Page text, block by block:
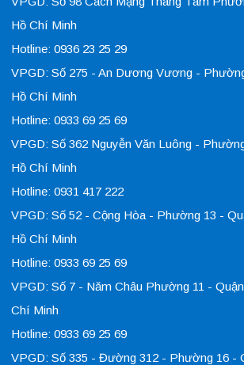
Hồ Chí Minh
Hotline: 0936 23 25 29
VPGD: Số 275 - An Dương Vương -
Hồ Chí Minh
Hotline: 0933 69 25 69
VPGD: Số 362 Nguyễn Văn Luông -
Hồ Chí Minh
Hotline: 0931 417 222
VPGD: Số 52 - Cộng Hòa - Phường 13 -
Hồ Chí Minh
Hotline: 0933 69 25 69
VPGD: Số 7 - Năm Châu Phường 11 -
Chí Minh
Hotline: 0933 69 25 69
VPGD: Số 335 - Đường 312 - Phường 16 -